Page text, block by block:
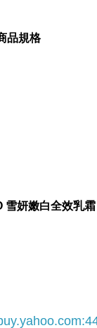
清爽好吸收，調以
面部、頸部以及胸
品規格
妍嫩白全效乳霜